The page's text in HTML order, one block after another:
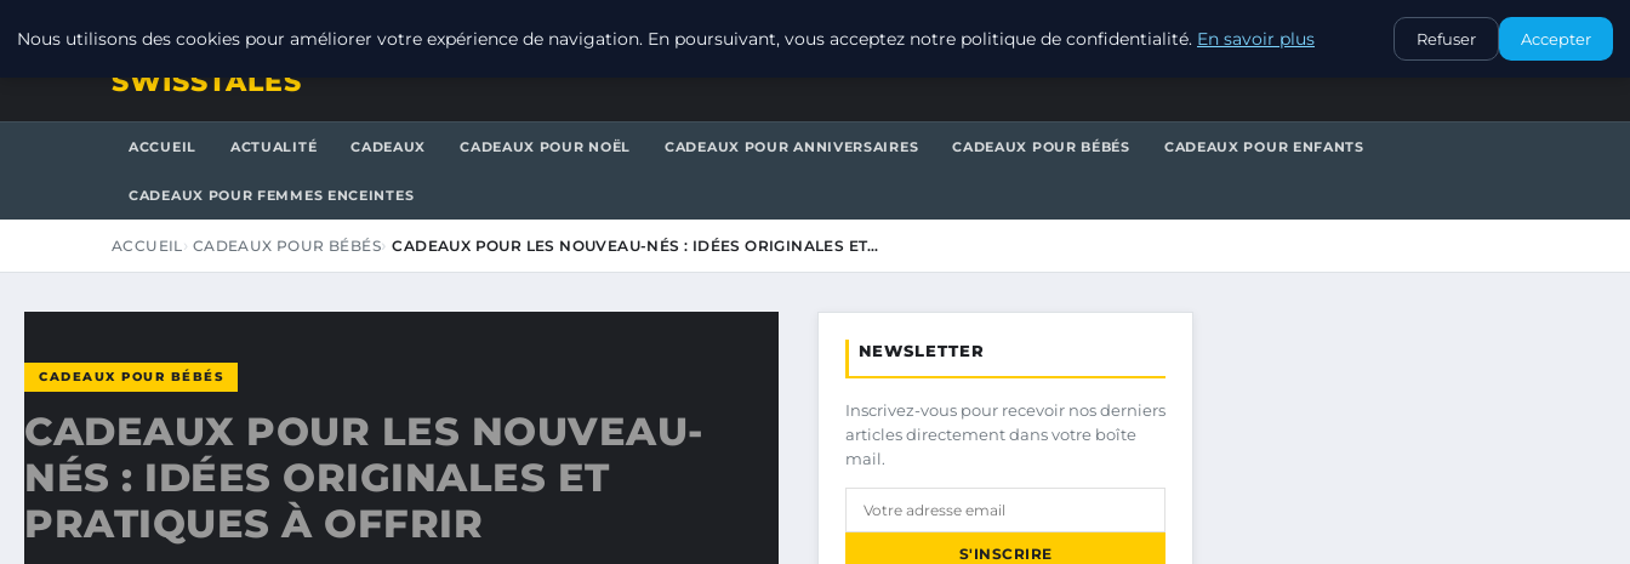
CONTACT
SWISSTALES
ACCUEIL ACTUALITÉ CADEAUX CADEAUX POUR NOËL CADEAUX POUR ANNIVERSAIRES CADEAUX POUR BÉBÉS CADEAUX POUR ENFANTS
CADEAUX POUR FEMMES ENCEINTES
ACCUEIL CADEAUX POUR BÉBÉS CADEAUX POUR LES NOUVEAU-NÉS : IDÉES ORIGINALES ET…
CADEAUX POUR BÉBÉS
CADEAUX POUR LES NOUVEAU-
NÉS : IDÉES ORIGINALES ET
PRATIQUES À OFFRIR
NEWSLETTER
Inscrivez-vous pour recevoir nos derniers
articles directement dans votre boîte
mail.
S'INSCRIRE
Nous utilisons des cookies pour améliorer votre expérience de navigation. En poursuivant, vous acceptez notre politique de confidentialité. En savoir plus Refuser Accepter